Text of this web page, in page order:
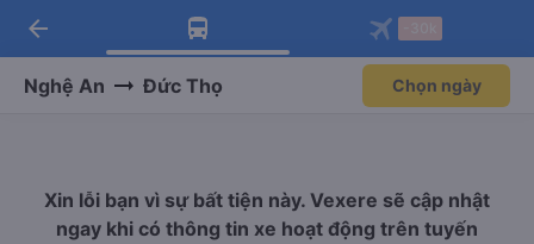
Tải app Vexere ngay!
Nhận ưu đãi thành viên độc
Mở app
Tải app Vexere
-30k/ghế khi đặt vé máy bay qua
Mở app
arrow_back
Nghệ An Đức Thọ Chọn ngày
Xin lỗi bạn vì sự bất tiện này. Vexere sẽ cập nhật
ngay khi có thông tin xe hoạt động trên tuyến